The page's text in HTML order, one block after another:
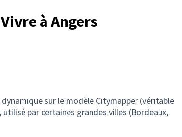
à Angers
sur le modèle Citymapper (véritable
par certaines grandes villes (Bordeaux,